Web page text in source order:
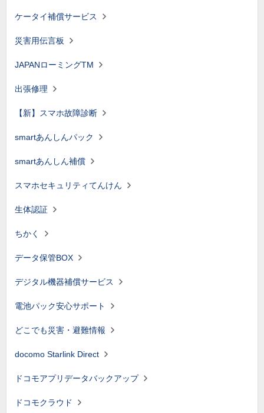
ケータイ補償サービス
災害用伝言板
JAPANローミングTM
出張修理
【新】スマホ故障診断
smartあんしんパック
smartあんしん補償
スマホセキュリティてんけん
生体認証
ちかく
データ保管BOX
デジタル機器補償サービス
電池パック安心サポート
どこでも災害・避難情報
docomo Starlink Direct
ドコモアプリデータバックアップ
ドコモクラウド